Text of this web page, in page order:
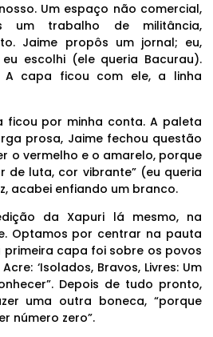
Um espaço não comercial,
um trabalho de militância,
Jaime propôs um jornal; eu,
escolhi (ele queria Bacurau).
A capa ficou com ele, a linha
ficou por minha conta. A paleta
prosa, Jaime fechou questão
o vermelho e o amarelo, porque
de luta, cor vibrante” (eu queria
acabei enfiando um branco.
da Xapuri lá mesmo, na
Optamos por centrar na pauta
primeira capa foi sobre os povos
‘Isolados, Bravos, Livres: Um
Depois de tudo pronto,
uma outra boneca, “porque
número zero”.